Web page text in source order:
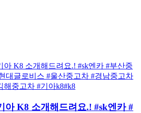
아 K8 소개해드려요.! #sk엔카 #